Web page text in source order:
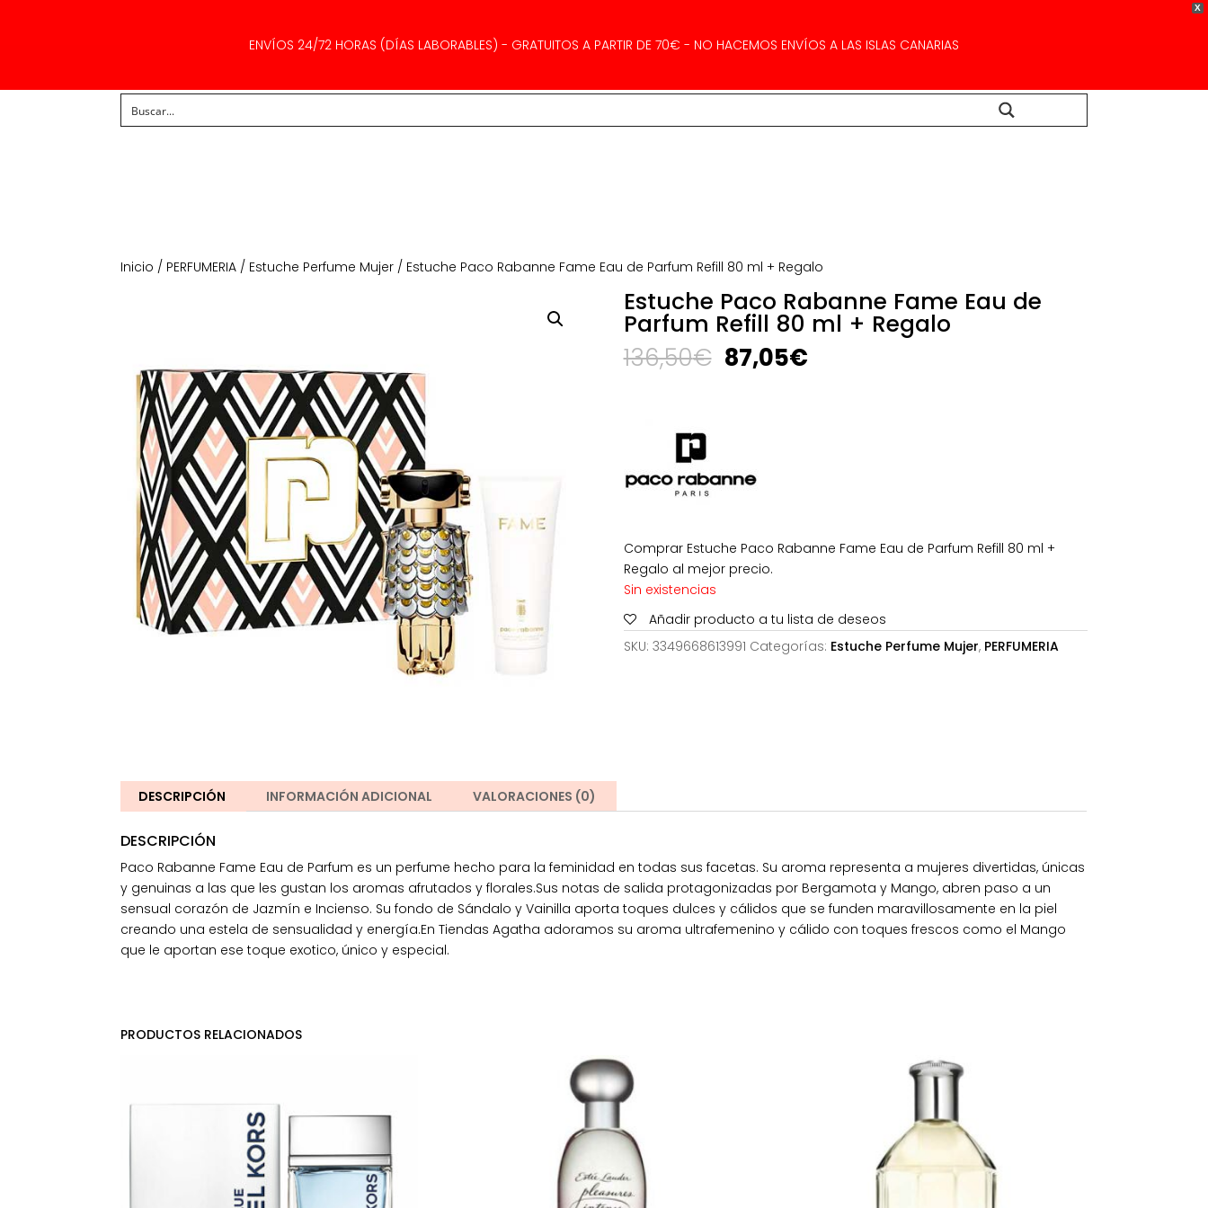
X
ENVÍOS 24/72 HORAS (DÍAS LABORABLES) - GRATUITOS A PARTIR DE 70€ - NO HACEMOS ENVÍOS A LAS ISLAS CANARIAS
Inicio / PERFUMERIA / Estuche Perfume Mujer / Estuche Paco Rabanne Fame Eau de Parfum Refill 80 ml + Regalo
Estuche Paco Rabanne Fame Eau de
Parfum Refill 80 ml + Regalo
136,50€ El
precio
87,05€El
Comprar Estuche Paco Rabanne Fame Eau de Parfum Refill 80 ml +
Regalo al mejor precio.
Sin existencias
Añadir producto a tu lista de deseos
SKU: 3349668613991 Categorías: Estuche Perfume Mujer, PERFUMERIA
DESCRIPCIÓN INFORMACIÓN ADICIONAL VALORACIONES (0)
DESCRIPCIÓN
Paco Rabanne Fame Eau de Parfum es un perfume hecho para la feminidad en todas sus facetas. Su aroma representa a mujeres divertidas, únicas
y genuinas a las que les gustan los aromas afrutados y florales.Sus notas de salida protagonizadas por Bergamota y Mango, abren paso a un
sensual corazón de Jazmín e Incienso. Su fondo de Sándalo y Vainilla aporta toques dulces y cálidos que se funden maravillosamente en la piel
creando una estela de sensualidad y energía.En Tiendas Agatha adoramos su aroma ultrafemenino y cálido con toques frescos como el Mango
que le aportan ese toque exotico, único y especial.
PRODUCTOS RELACIONADOS